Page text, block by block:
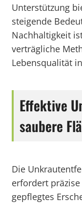
Unterstützung
steigende
Nachhaltigkeit
verträgliche
Lebensqualität
Effektive
saubere
Die
erfordert
gepflegtes